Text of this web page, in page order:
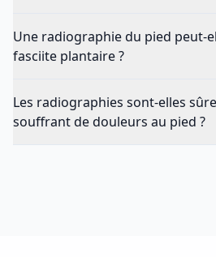
Une radiographie du pied peut-
fasciite plantaire ?
Les radiographies sont-elles
souffrant de douleurs au pied ?